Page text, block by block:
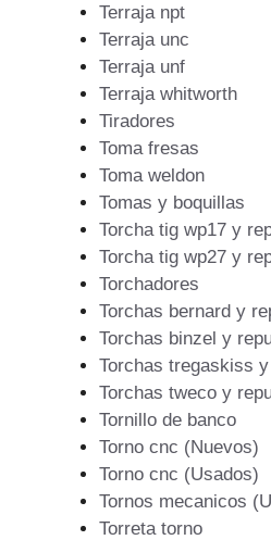
Terraja npt
Terraja unc
Terraja unf
Terraja whitworth
Tiradores
Toma fresas
Toma weldon
Tomas y boquillas
Torcha tig wp17 y
Torcha tig wp27 y
Torchadores
Torchas bernard y
Torchas binzel y
Torchas tregaskiss
Torchas tweco y
Tornillo de banco
Torno cnc (Nuevos)
Torno cnc (Usados)
Tornos mecanicos
Torreta torno